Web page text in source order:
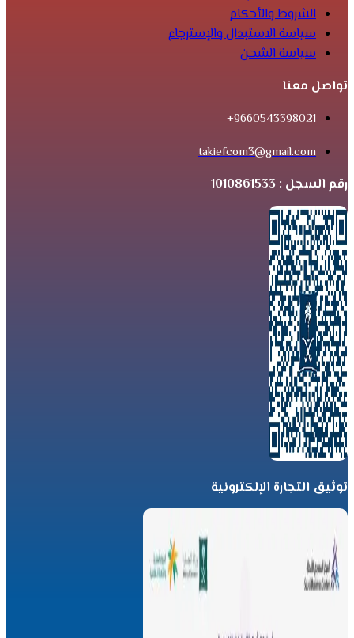
الشروط والأحكام
سياسة الاستبدال والإسترجاع
سياسة الشحن
تواصل معنا
9660543398021+
takiefcom3@gmail.com
رقم السجل : 1010861533
توثيق التجارة الإلكترونية